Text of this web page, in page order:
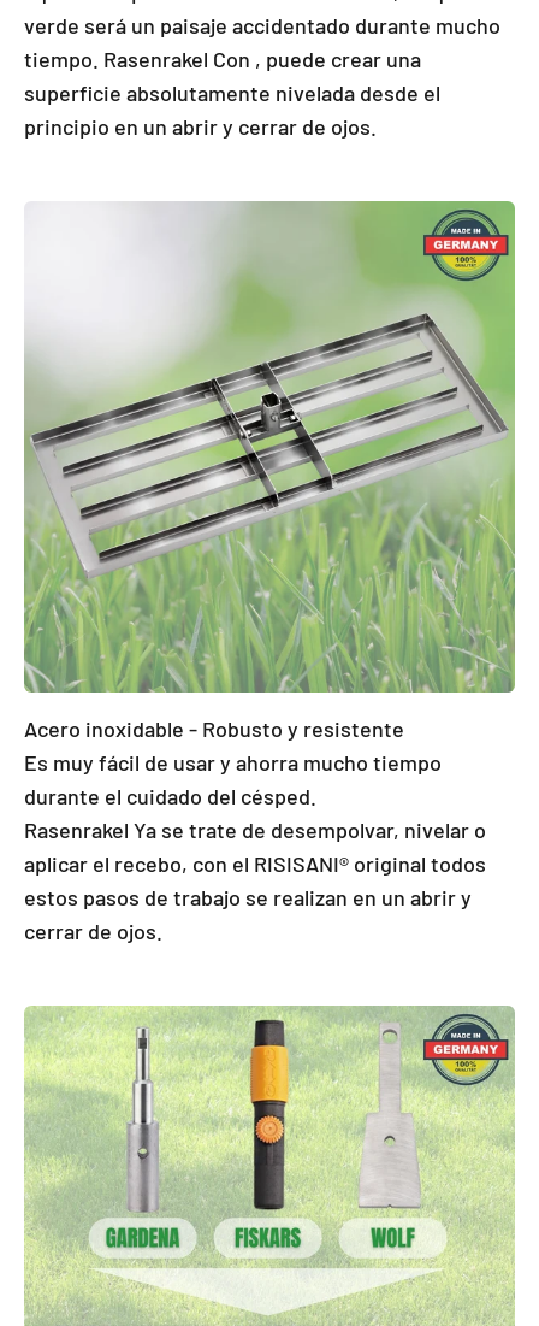
verde será un paisaje accidentado durante mucho
tiempo. Rasenrakel Con , puede crear una
superficie absolutamente nivelada desde el
principio en un abrir y cerrar de ojos.
Acero inoxidable - Robusto y resistente
Es muy fácil de usar y ahorra mucho tiempo
durante el cuidado del césped.
Rasenrakel Ya se trate de desempolvar, nivelar o
aplicar el recebo, con el RISISANI® original todos
estos pasos de trabajo se realizan en un abrir y
cerrar de ojos.